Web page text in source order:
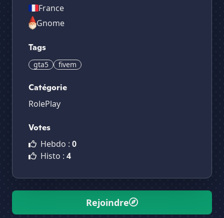
France
Gnome
Tags
gta5 fivem
Catégorie
RolePlay
Votes
Hebdo : 0
Histo : 4
Rejoindre